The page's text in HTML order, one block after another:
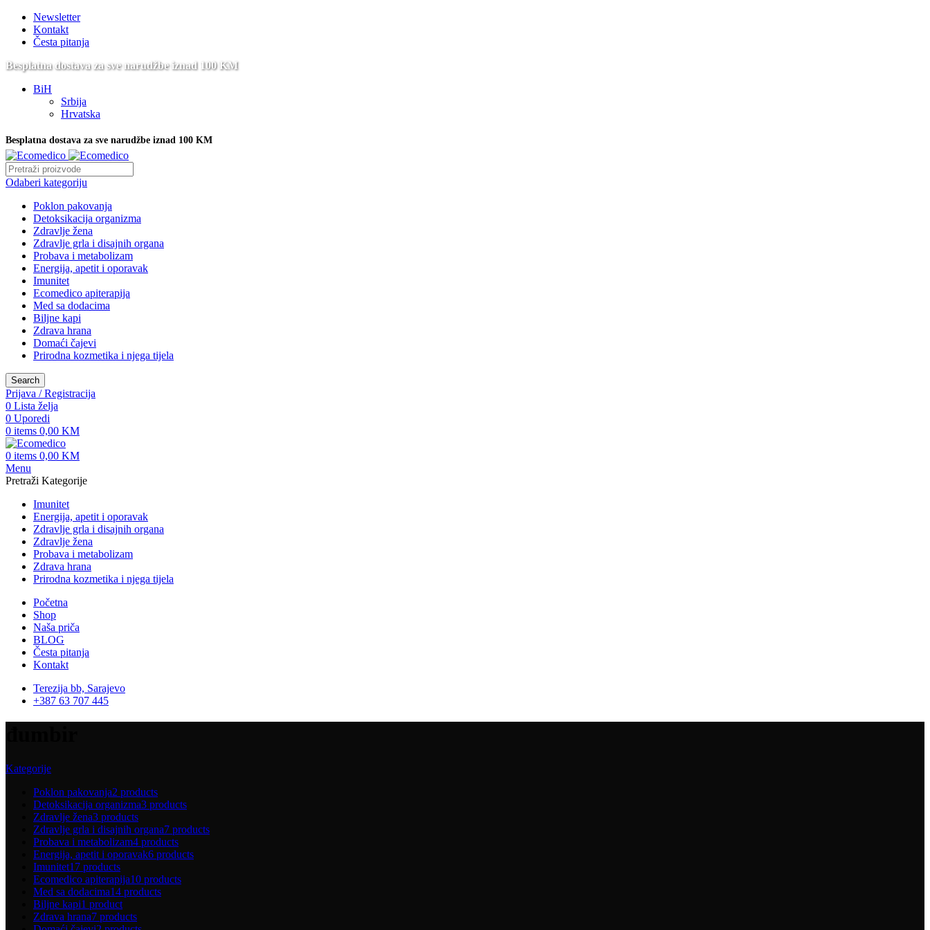
Newsletter
Kontakt
Česta pitanja
Besplatna dostava za sve narudžbe iznad 100 KM
BiH
Srbija
Hrvatska
Besplatna dostava za sve narudžbe iznad 100 KM
Odaberi kategoriju
Poklon pakovanja
Detoksikacija organizma
Zdravlje žena
Zdravlje grla i disajnih organa
Probava i metabolizam
Energija, apetit i oporavak
Imunitet
Ecomedico apiterapija
Med sa dodacima
Biljne kapi
Zdrava hrana
Domaći čajevi
Prirodna kozmetika i njega tijela
Search
Prijava / Registracija
0 Lista želja
0 Uporedi
0 items 0,00 KM
0 items 0,00 KM
Menu
Pretraži Kategorije
Imunitet
Energija, apetit i oporavak
Zdravlje grla i disajnih organa
Zdravlje žena
Probava i metabolizam
Zdrava hrana
Prirodna kozmetika i njega tijela
Početna
Shop
Naša priča
BLOG
Česta pitanja
Kontakt
Terezija bb, Sarajevo
+387 63 707 445
Kategorije
Poklon pakovanja2 products
Detoksikacija organizma3 products
Zdravlje žena3 products
Zdravlje grla i disajnih organa7 products
Probava i metabolizam4 products
Energija, apetit i oporavak6 products
Imunitet17 products
Ecomedico apiterapija10 products
Med sa dodacima14 products
Biljne kapi1 product
Zdrava hrana7 products